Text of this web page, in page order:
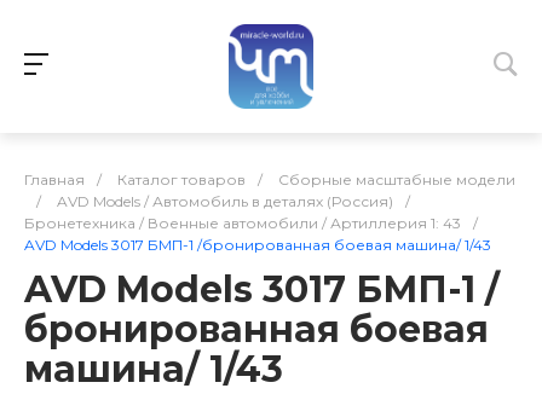
Главная / Каталог товаров /
Сборные масштабные модели
/
AVD Models / Автомобиль в деталях (Россия)
/
Бронетехника / Военные автомобили / Артиллерия 1: 43
/
AVD Models 3017 БМП-1 /бронированная боевая машина/ 1/43
AVD Models 3017 БМП-1 /
бронированная боевая
машина/ 1/43